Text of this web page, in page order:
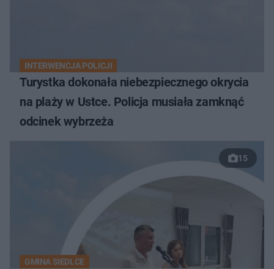
INTERWENCJA POLICJI
Turystka dokonała niebezpiecznego okrycia
na plaży w Ustce. Policja musiała zamknąć
odcinek wybrzeża
15
GMINA SIEDLCE